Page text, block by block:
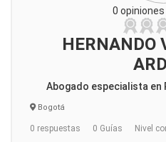
0
HERNANDO
Abogado especialista en
Bogotá
0 respuestas 0 Guías Nivel